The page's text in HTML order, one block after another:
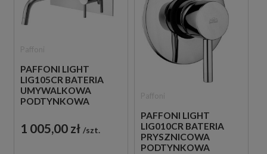
PAFFONI LIGHT
LIG105CR BATERIA
UMYWALKOWA
PODTYNKOWA
CHROM
1 005,00 zł szt.
PAFFONI LIGHT
LIG010CR BATERIA
PRYSZNICOWA
PODTYNKOWA